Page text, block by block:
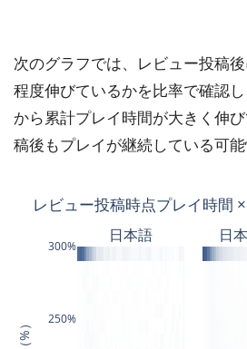
次のグラフでは、レビュー投稿
程度伸びているかを比率で確認
から累計プレイ時間が大きく伸
稿後もプレイが継続している可能